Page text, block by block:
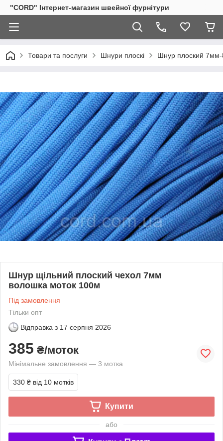
"CORD" Інтернет-магазин швейної фурнітури
Товари та послуги Шнури плоскі Шнур плоский
Шнур щільний плоский чехол 7мм
волошка моток 100м
Під замовлення
Тільки опт
Відправка з 17 серпня 2026
385 ₴/моток
Мінімальне замовлення — 3 мотка
330 ₴ від 10 мотків
Купити
або